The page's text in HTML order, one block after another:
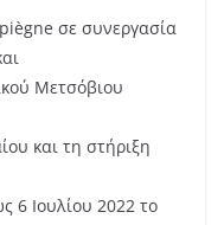
σε συνεργασία
Μετσόβιου
και τη στήριξη
6 Ιουλίου 2022 το